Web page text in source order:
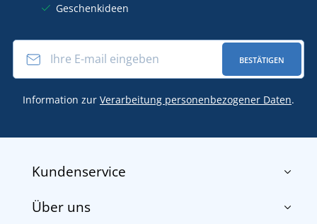
Geschenkideen
BESTÄTIGEN
Information zur Verarbeitung personenbezogener Daten.
Kundenservice
Impressum
Über uns